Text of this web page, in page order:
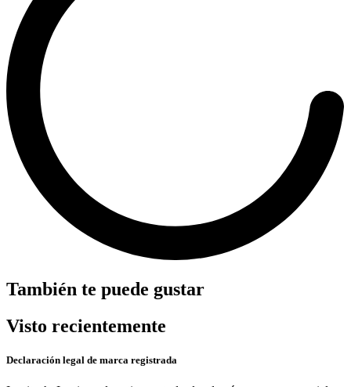
También te puede gustar
Visto recientemente
Declaración legal de marca registrada